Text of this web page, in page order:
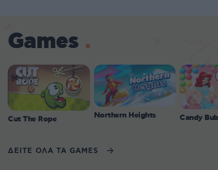
Games
Cut The Rope Northern Heights Candy
ΔΕΙΤΕ ΟΛΑ ΤΑ GAMES